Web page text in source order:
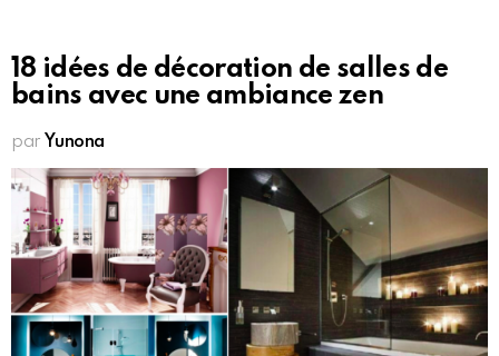
18 idées de décoration de salles de
bains avec une ambiance zen
par Yunona